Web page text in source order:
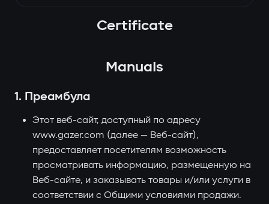
Certificate
Manuals
1. Преамбула
Этот веб-сайт, доступный по адресу
www.gazer.com (далее — Веб-сайт),
предоставляет посетителям возможность
просматривать информацию, размещенную на
Веб-сайте, и заказывать товары и/или услуги в
соответствии с Общими условиями продажи.